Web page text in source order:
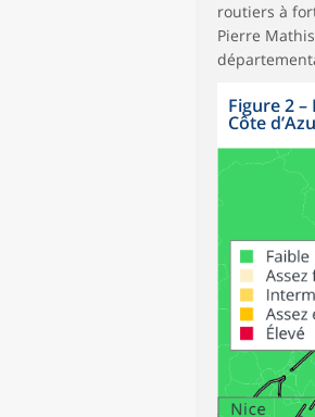
routiers à
Pierre
Figure 2–
Côte